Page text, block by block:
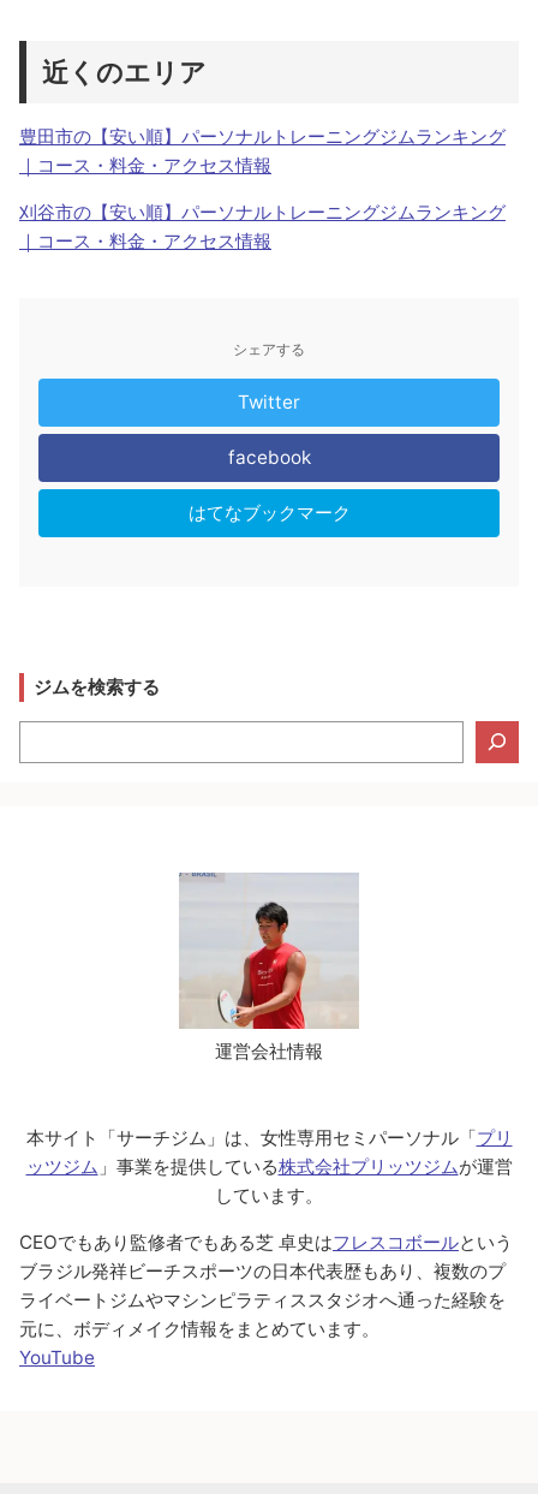
近くのエリア
豊田市の【安い順】パーソナルトレーニングジムランキング
｜コース・料金・アクセス情報
刈谷市の【安い順】パーソナルトレーニングジムランキング
｜コース・料金・アクセス情報
シェアする
Twitter
facebook
はてなブックマーク
ジムを検索する
索
運営会社情報
本サイト「サーチジム」は、女性専用セミパーソナル「プリ
ッツジム 」事業を提供している株式会社プリッツジムが運営
しています。
CEOでもあり監修者でもある芝 卓史はフレスコボールという
ブラジル発祥ビーチスポーツの日本代表歴もあり、複数のプ
ライベートジムやマシンピラティススタジオへ通った経験を
元に、ボディメイク情報をまとめています。
YouTube